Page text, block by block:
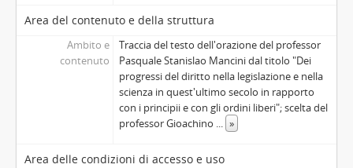
Area del contenuto e della struttura
Ambito e
contenuto
Traccia del testo dell'orazione del professor
Pasquale Stanislao Mancini dal titolo "Dei
progressi del diritto nella legislazione e nella
scienza in quest'ultimo secolo in rapporto
con i principii e con gli ordini liberi"; scelta del
professor Gioachino ... »
Area delle condizioni di accesso e uso